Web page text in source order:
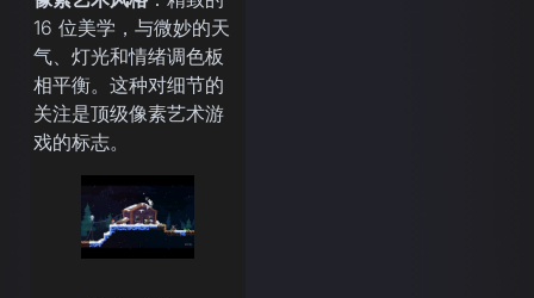
16 位美学，与微妙的天
气、灯光和情绪调色板
相平衡。这种对细节的
关注是顶级像素艺术游
戏的标志。